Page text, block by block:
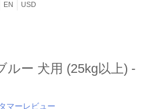
EN USD
ルー 犬用 (25kg以上) -
マーレビュー